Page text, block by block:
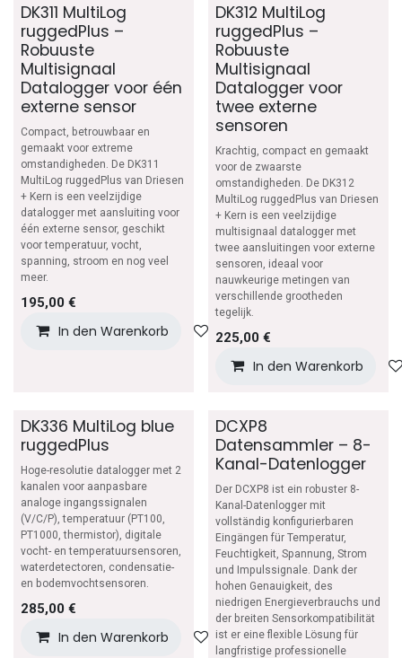
DK311 MultiLog
ruggedPlus –
Robuuste
Multisignaal
Datalogger voor één
externe sensor
Compact, betrouwbaar en
gemaakt voor extreme
omstandigheden. De DK311
MultiLog ruggedPlus van Driesen
+ Kern is een veelzijdige
datalogger met aansluiting voor
één externe sensor, geschikt
voor temperatuur, vocht,
spanning, stroom en nog veel
meer.
195,00 €
In den Warenkorb Auf die Wunschliste
DK312 MultiLog
ruggedPlus –
Robuuste
Multisignaal
Datalogger voor
twee externe
sensoren
Krachtig, compact en gemaakt
voor de zwaarste
omstandigheden. De DK312
MultiLog ruggedPlus van Driesen
+ Kern is een veelzijdige
multisignaal datalogger met
twee aansluitingen voor externe
sensoren, ideaal voor
nauwkeurige metingen van
verschillende grootheden
tegelijk.
225,00€
In den Warenkorb
DK336 MultiLog blue
ruggedPlus
Hoge-resolutie datalogger met 2
kanalen voor aanpasbare
analoge ingangssignalen
(V/C/P), temperatuur (PT100,
PT1000, thermistor), digitale
vocht- en temperatuursensoren,
waterdetectoren, condensatie-
en bodemvochtsensoren.
285,00 €
In den Warenkorb Auf die Wunschliste
DCXP8
Datensammler – 8-
Kanal-Datenlogger
Der DCXP8 ist ein robuster 8-
Kanal-Datenlogger mit
vollständig konfigurierbaren
Eingängen für Temperatur,
Feuchtigkeit, Spannung, Strom
und Impulssignale. Dank der
hohen Genauigkeit, des
niedrigen Energieverbrauchs und
der breiten Sensor­kompatibilität
ist er eine flexible Lösung für
langfristige professionelle